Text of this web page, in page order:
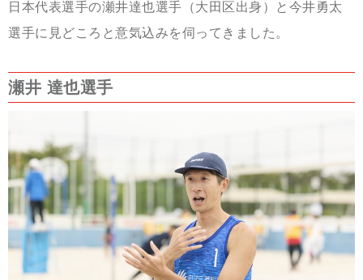
日本代表選手の瀬井達也選手（大田区出身）と今井勇太
選手に見どころと意気込みを伺ってきました。
瀬井 達也選手